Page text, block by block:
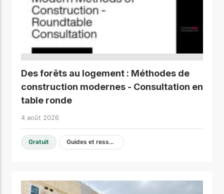
Des forêts au logement : Méthodes de
construction modernes - Consultation en
table ronde
4 août 2026
Gratuit Guides et ressources de conception